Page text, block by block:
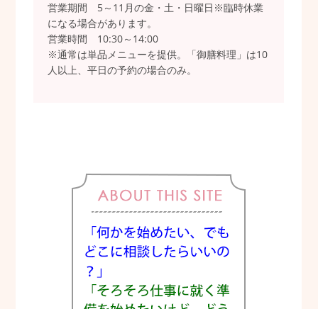
営業期間 5～11月の金・土・日曜日※臨時休業
になる場合があります。
営業時間 10:30～14:00
※通常は単品メニューを提供。「御膳料理」は10
人以上、平日の予約の場合のみ。